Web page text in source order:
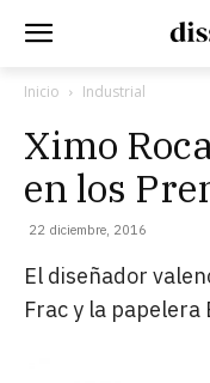
Inicio Industrial
Ximo
en los
22 diciembre, 2016
El diseñador
Frac y la papelera